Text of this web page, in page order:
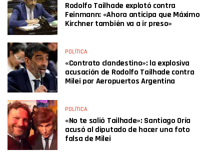
Rodolfo Tailhade explotó contra
Feinmann: «Ahora anticipa que Máximo
Kirchner también va a ir preso»
POLÍTICA
«Contrato clandestino»: la explosiva
acusación de Rodolfo Tailhade contra
Milei por Aeropuertos Argentina
POLÍTICA
«No te salió Tailhade»: Santiago Oría
acusó al diputado de hacer una foto
falsa de Milei